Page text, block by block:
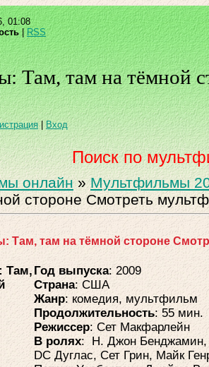
01:08
| RSS
Там, там на тёмной
| Вход
Поиск по
онлайн»Мультфильмы
стороне Смотреть
Там, там на тёмной стороне
Год выпуска: 2009
Страна: США
Жанр: комедия, мультфильм
Продолжительность: 55 мин.
Режиссер: Сет Макфарлейн
В ролях: H. Джон Бенджамин,
DC Дуглас, Сет Грин, Майк